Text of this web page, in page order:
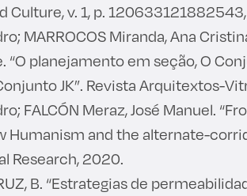
Culture, v. 1, p.
MARROCOS Miranda, Ana
“O planejamento em seção, O
JK”. Revista Arquitextos-
FALCÓN Meraz, José Manuel.
Humanism and the alternate-
Research, 2020.
B. “Estrategias de